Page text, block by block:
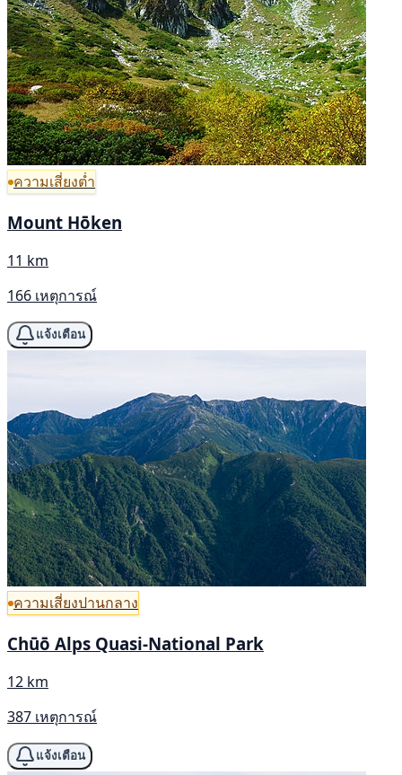
ความเสี่ยงต่ำ
Mount Hōken
11 km
166 เหตุการณ์
แจ้งเตือน
ความเสี่ยงปานกลาง
Chūō Alps Quasi-National Park
12 km
387 เหตุการณ์
แจ้งเตือน